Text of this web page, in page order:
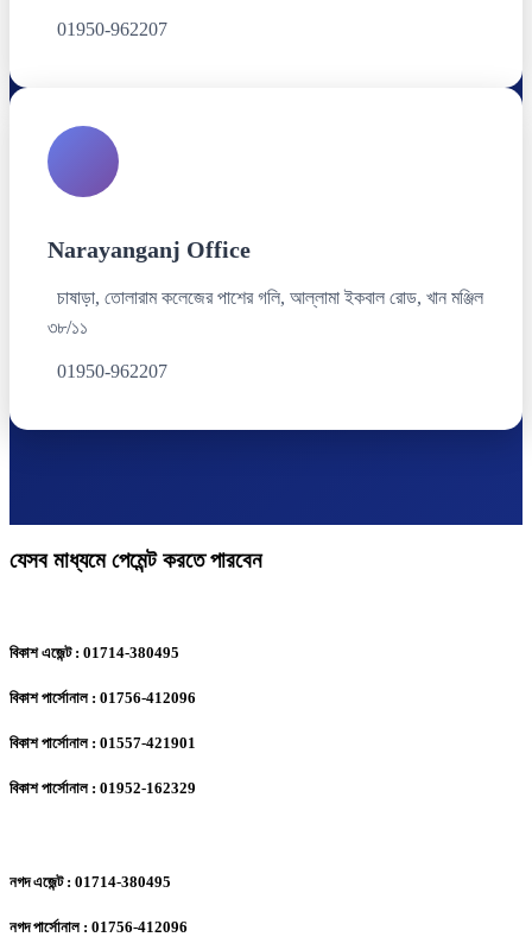
01950-962207
Narayanganj Office
চাষাড়া, তোলারাম কলেজের পাশের গলি, আল্লামা ইকবাল রোড, খান মঞ্জিল
৩৮/১১
01950-962207
যেসব মাধ্যমে পেমেন্ট করতে পারবেন
বিকাশ এজেন্ট : 01714-380495
বিকাশ পার্সোনাল : 01756-412096
বিকাশ পার্সোনাল : 01557-421901
বিকাশ পার্সোনাল : 01952-162329
নগদ এজেন্ট : 01714-380495
নগদ পার্সোনাল : 01756-412096